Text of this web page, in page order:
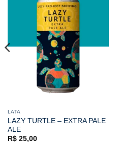
LATA
LAZY TURTLE – EXTRA PALE
ALE
R$25,00